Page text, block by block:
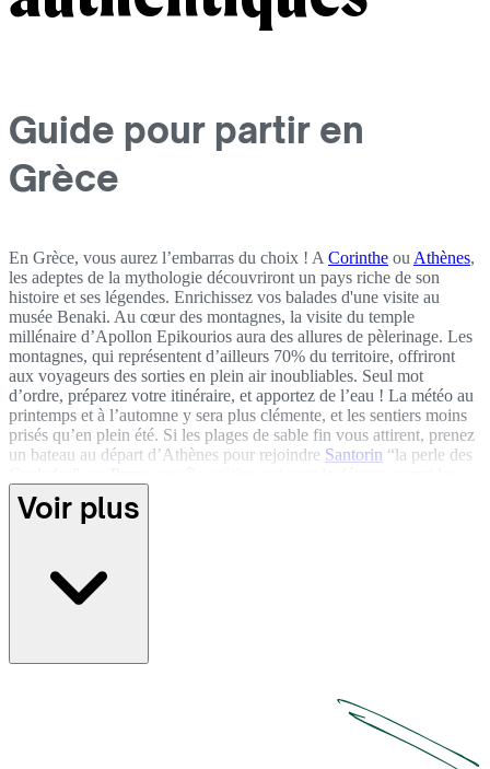
Guide pour partir en
Grèce
En Grèce, vous aurez l’embarras du choix ! A Corinthe ou Athènes,
les adeptes de la mythologie découvriront un pays riche de son
histoire et ses légendes. Enrichissez vos balades d'une visite au
musée Benaki. Au cœur des montagnes, la visite du temple
millénaire d’Apollon Epikourios aura des allures de pèlerinage. Les
montagnes, qui représentent d’ailleurs 70% du territoire, offriront
aux voyageurs des sorties en plein air inoubliables. Seul mot
d’ordre, préparez votre itinéraire, et apportez de l’eau ! La météo au
printemps et à l’automne y sera plus clémente, et les sentiers moins
prisés qu’en plein été. Si les plages de sable fin vous attirent, prenez
un bateau au départ d’Athènes pour rejoindre Santorin “la perle des
10000 îles que compte le pays. Et si vous le pouvez, penchez-vous
sur un départ hors saison, vous ne le regretterez pas !
Voir plus